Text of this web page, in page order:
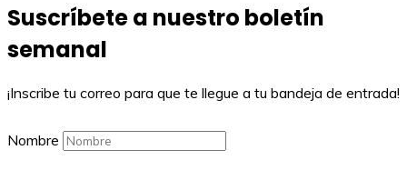
Suscríbete a nuestro boletín
semanal
¡Inscribe tu correo para que te llegue a tu bandeja de entrada!
Nombre